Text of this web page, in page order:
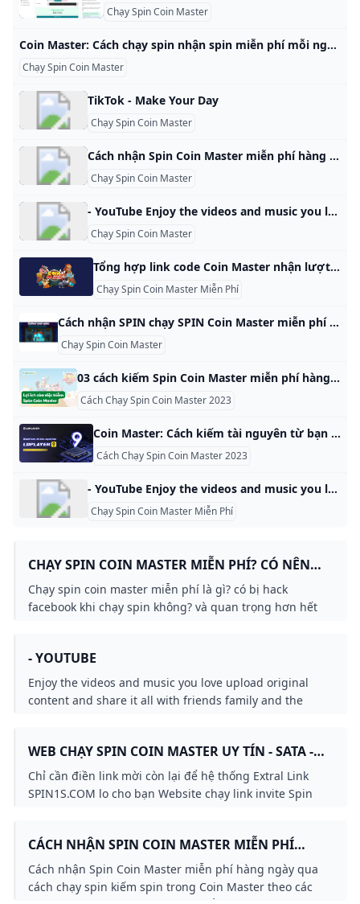
Chạy Spin Coin Master
Coin Master: Cách chạy spin nhận spin miễn phí mỗi ngày - Download.vn Coin Master: Cách chạy spin, nhận spin miễn phí mỗi ngày, Hướng dẫn một số cách kiếm thêm cực nhiều lượt quay trong Coin Master hoàn toàn miễn phí và đơn giản qua Bình luận 142 Mua tài khoản Download Pro để trải nghiệm website Download.vn KHÔNG quảng cáo& tải File cực nhanh chỉ từ 79.000đ.Tìm hiểu thêm Mua ngay Dù đã ra mắt khá lâu nhưng trò chơi Coin Master vẫn nhận đươc sự quan tâm của các game thủ.
Chạy Spin Coin Master
TikTok - Make Your Day
Chạy Spin Coin Master
Cách nhận Spin Coin Master miễn phí hàng ngày - Chạy Spin Coin Master Cách nhận Spin Coin Master miễn phí hàng ngày qua cách chạy spin, kiếm spin trong Coin Master theo các cách dưới bài viết sau bạn nhé. Để nhận spin nhiều. By BinhDuong Computer Cách nhận Spin Coin Master miễn phí hàng ngày qua cách chạy spin, kiếm spin trong Coin Master theo các cách dưới bài viết sau bạn nhé. Để nhận spin nhiều. Cách nhận Spin Coin Master miễn phí hàng ngày
Chạy Spin Coin Master
- YouTube Enjoy the videos and music you love, upload original content, and share it all with friends, family, and the world on YouTube.
Chạy Spin Coin Master
Tổng hợp link code Coin Master nhận lượt spin miễn phí 10/2024 Toàn bộ các link code Coin Master free cập nhật trong bài viết này sẽ giúp bạn nhanh chóng tận hưởng những lượt quay miễn phí qua mỗi ngày. Về cơ bản, Coin Master là một trò chơi di động phổ biến phát triển bởi Moon Active. Trò chơi này kết hợp các yếu tố của xây dựng làng, quay may mắn (spin), và chiến lược để kiếm được các mục tiêu và tiến trình trong trò chơi.
Chạy Spin Coin Master Miễn Phí
Cách nhận SPIN chạy SPIN Coin Master miễn phí LinkedIn Cách nhận SPIN, chạy SPIN Coin Master miễn phí | 66 followers on LinkedIn. Cách nhận SPIN, chạy SPIN Coin Master miễn phí | Cách nhận SPIN, chạy SPIN Coin Master miễn phí cho bạn nào cần. Coin Master là một tựa game chiến thuật vô cùng thú vị được phát triển bởi Israel của studio Moon Active. Game có lối chơi đầy cuốn hút với việc thu thập, tìm kiếm và tích lũy tài nguyên rồi đi cướp bốc vàng của những người chơi khác.
Chạy Spin Coin Master
03 cách kiếm Spin Coin Master miễn phí hàng ngày Website học Tiếng Anh online trực tuyến số 1 tại Việt Nam. Hơn 14000+ câu hỏi, 500+ bộ đề luyện thi Tiếng Anh có đáp án.Truy cập ngay chỉ với 99k/ 1 năm, Học Tiếng Anh online thoải mái không giới hạn tài liệu Trước khi tìm hiểu các lợi ích của Spin Coin Master, ta phải đi tìm hiểu đó là gì? Spin được hiểu là lượt quay. Spin Coin Master là số lượt quay trong game, đây là một công cụ giúp người chơi có thể quay ra và nhận được các vật phẩm tương ứng với kết quả của các lượt quay.
Cách Chạy Spin Coin Master 2023
Coin Master: Cách kiếm tài nguyên từ bạn bè FB mới nhất-Hướng dẫn chơi game-LDPlayer 2023-11-24 Mới đây, Coin Master, tựa game giải trí từng gây sốc vào giữa năm 2020, lại gây sóng gió tiếp tại thị trường game mobile Việt vào gần tháng 10/2023. Thực ra Coin Master thuộc game Casual (game giải trí & nhẹ nhàng), cách chơi cơ bản nhất của Coin Master đó chính là người chơi phải tìm mọi cách để kiếm tài nguyên như Coin (tiền bạc xu) và Spin (lượt chơi máy quay thưởng), sau đó xây dựng kiến trúc trên lãnh thổ của mình, thăm và tấn công nhà bạn bè của mình để kiếm thêm tài nguyên.
Cách Chạy Spin Coin Master 2023
- YouTube Enjoy the videos and music you love, upload original content, and share it all with friends, family, and the world on YouTube.
Chạy Spin Coin Master Miễn Phí
CHẠY SPIN COIN MASTER MIỄN PHÍ? CÓ NÊN
CHẠY SPIN KHÔNG? - POLYXGO
Chạy spin coin master miễn phí là gì? có bị hack
facebook khi chạy spin không? và quan trọng hơn hết
- YOUTUBE
Enjoy the videos and music you love upload original
content and share it all with friends family and the
WEB CHẠY SPIN COIN MASTER UY TÍN - SATA -
CỘNG ĐỒNG CÔNG NGHỆ KHOA HỌC SÁNG
TẠO!
Chỉ cần điền link mời còn lại để hệ thống Extral Link
SPIN1S.COM lo cho bạn Website chạy link invite Spin
CÁCH NHẬN SPIN COIN MASTER MIỄN PHÍ
HÀNG NGÀY - CHẠY SPIN COIN MASTER
Cách nhận Spin Coin Master miễn phí hàng ngày qua
cách chạy spin kiếm spin trong Coin Master theo các